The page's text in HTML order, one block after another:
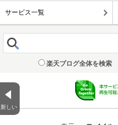
新しい
サービス一覧
楽天ブログ全体を検索